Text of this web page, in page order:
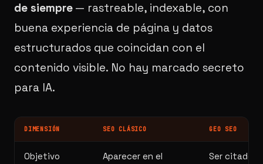
de siempre — rastreable, indexable, con
buena experiencia de página y datos
estructurados que coincidan con el
contenido visible. No hay marcado secreto
para IA.
DIMENSIÓN SEO CLÁSICO GEO SEO
Objetivo
Aparecer en el
Ser citado